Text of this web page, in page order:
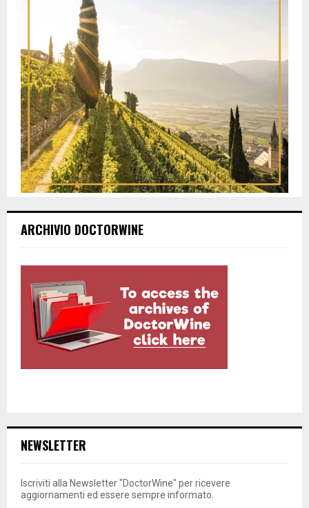
ARCHIVIO DOCTORWINE
NEWSLETTER
Iscriviti alla Newsletter "DoctorWine" per ricevere
aggiornamenti ed essere sempre informato.